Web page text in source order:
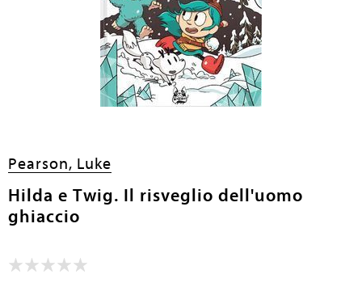
Pearson, Luke
Hilda e Twig. Il risveglio dell'uomo
ghiaccio